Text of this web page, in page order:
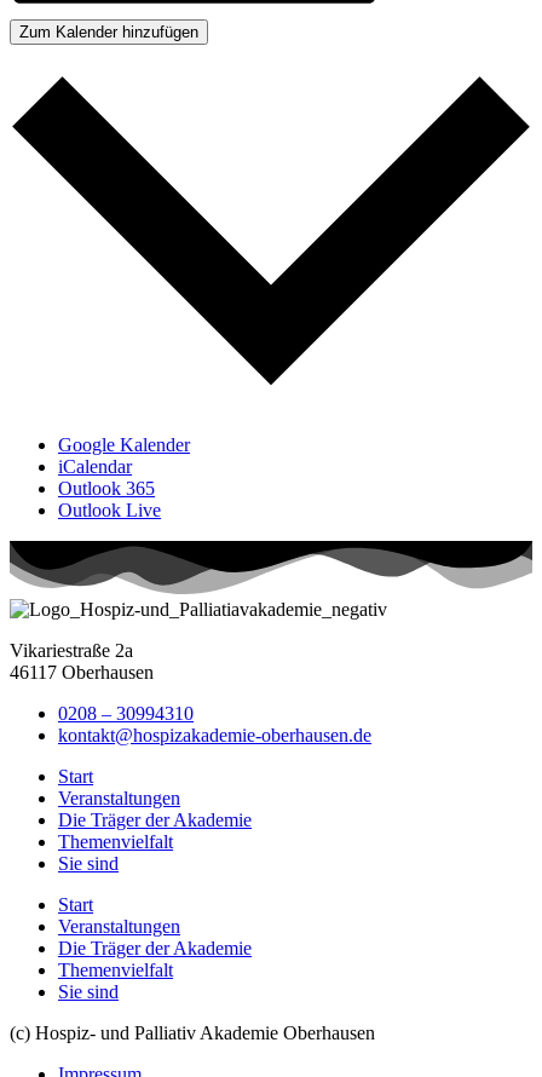
Zum Kalender hinzufügen
Google Kalender
iCalendar
Outlook 365
Outlook Live
Vikariestraße 2a
46117 Oberhausen
0208 – 30994310
kontakt@hospizakademie-oberhausen.de
Start
Veranstaltungen
Die Träger der Akademie
Themenvielfalt
Sie sind
Start
Veranstaltungen
Die Träger der Akademie
Themenvielfalt
Sie sind
(c) Hospiz- und Palliativ Akademie Oberhausen